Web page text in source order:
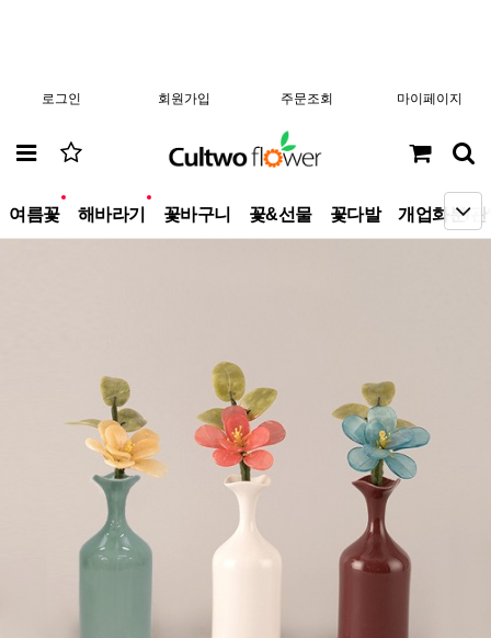
로그인 회원가입 주문조회 마이페이지
여름꽃 해바라기 꽃바구니 꽃&선물 꽃다발 개업화분/